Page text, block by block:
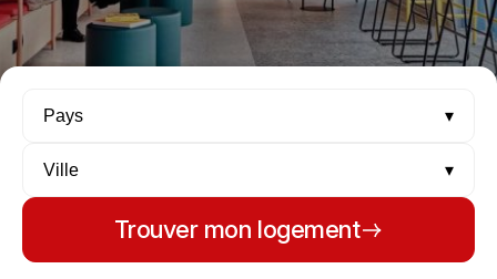
Pays ▾
Ville ▾
Trouver mon logement